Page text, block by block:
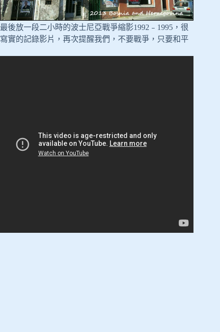
最後放一段二小時的波士尼亞戰爭縮影1992﹣1995，很
寫實的記錄影片，再次提醒我們，不要戰爭，只要和平